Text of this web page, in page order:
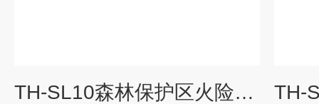
TH-SL10森林保护区火险预警气象站